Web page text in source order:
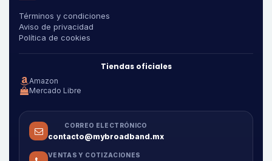
Términos y condiciones
Aviso de privacidad
Política de cookies
Tiendas oficiales
Amazon
Mercado Libre
CORREO ELECTRÓNICO
contacto@mybroadband.mx
VENTAS Y COTIZACIONES